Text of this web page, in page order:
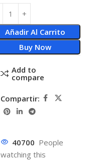
Añadir Al Carrito
Buy Now
Add to
compare
Compartir:
40700 People
watching this